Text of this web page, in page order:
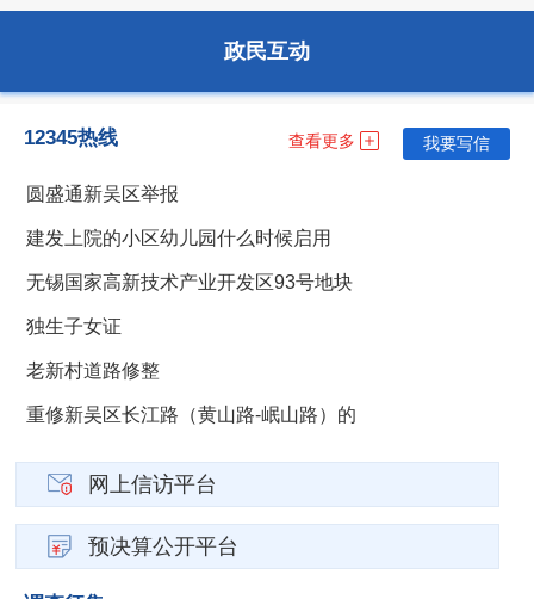
公用事业 法人注销 档案文物
政民互动
12345热线 查看更多 我要写信
圆盛通新吴区举报
建发上院的小区幼儿园什么时候启用
无锡国家高新技术产业开发区93号地块
独生子女证
老新村道路修整
重修新吴区长江路（黄山路-岷山路）的
网上信访平台
预决算公开平台